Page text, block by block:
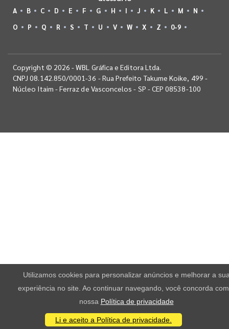
A B C D E F G H I J K L M
N
O
P Q R S T U V W X Z 0-9
Copyright © 2026 - WBL Gráfica e Editora Ltda.
CNPJ 08.142.850/0001-36 - Rua Prefeito Takume Koike, 499 -
Núcleo Itaim - Ferraz de Vasconcelos - SP - CEP 08538-100
Utilizamos cookies para personalizar anúncios e melhorar a
experiência no site. Ao continuar navegando, você concorda
nossa Política de privacidade
Li e aceito a Política de privacidade.